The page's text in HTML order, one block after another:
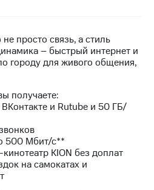
просто связь, а стиль
– быстрый интернет и
городу для живого общения,
получаете:
и Rutube и 50 ГБ/
500 Мбит/с**
KION без доплат
на самокатах и